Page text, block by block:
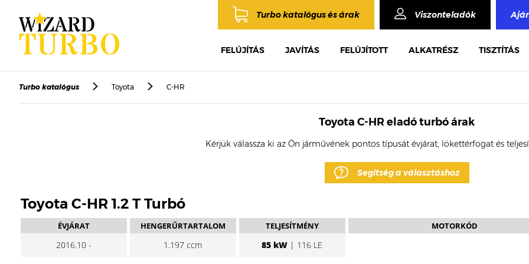
Turbo katalógus és árak Viszonteladók
FELÚJÍTÁS JAVÍTÁS FELÚJÍTOTT ALKATRÉSZ TISZTÍTÁS
Turbo katalógus Toyota C-HR
Toyota C-HR eladó turbó árak
Kérjük válassza ki az Ön járművének pontos típusát évjárat, lökettérfogat és
Segítség a választáshoz
Toyota C-HR 1.2 T Turbó
ÉVJÁRAT
2016.10 -
HENGERŰRTARTALOM
1.197 ccm
TELJESÍTMÉNY
85 kW | 116 LE
MOTORKÓD